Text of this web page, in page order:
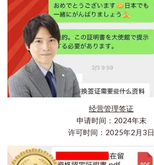
经营管理签证
申请时间：2024年末
许可时间：2025年2月3日